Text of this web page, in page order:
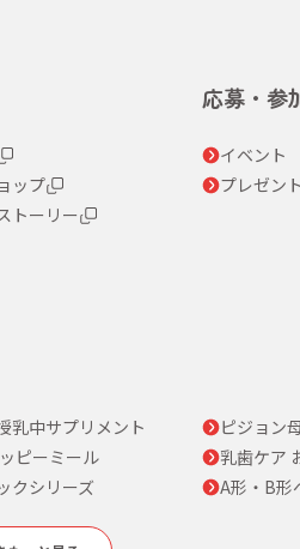
ップ
トーリー
応募・参
イベント
プレゼン
乳中サプリメント ピジョン
ピーミール
乳歯ケア
クシリーズ
A形・B形